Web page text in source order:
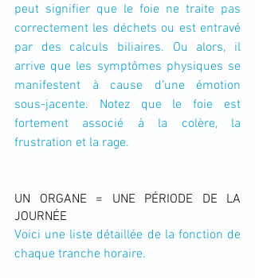
peut signifier que le foie ne traite pas
correctement les déchets ou est entravé
par des calculs biliaires. Ou alors, il
arrive que les symptômes physiques se
manifestent à cause d’une émotion
sous-jacente. Notez que le foie est
fortement associé à la colère, la
frustration et la rage.
UN ORGANE = UNE PÉRIODE DE LA
JOURNÉE
Voici une liste détaillée de la fonction de
chaque tranche horaire.